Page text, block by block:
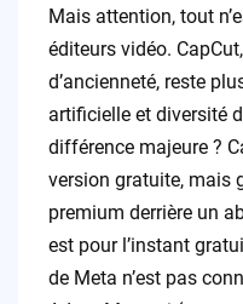
Mais attention, tout
éditeurs vidéo.
d’ancienneté, reste
artificielle et diversité
différence majeure ?
version gratuite, mais
premium derrière un
est pour l’instant
de Meta n’est pas